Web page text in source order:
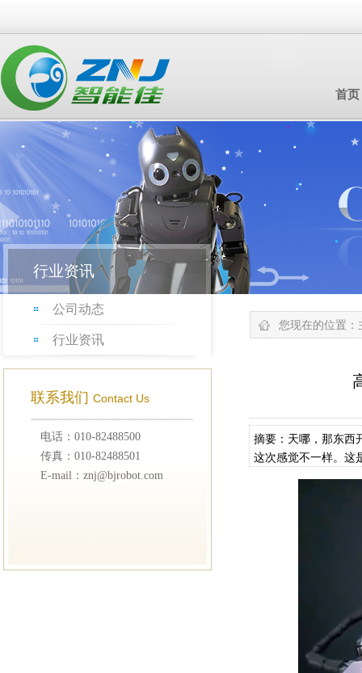
首页
行业资讯
公司动态
行业资讯
联系我们 Contact Us
电话：010-82488500
传真：010-82488501
E-mail：znj@bjrobot.com
您现在的位置：
摘要：天哪，那东西
这次感觉不一样。这